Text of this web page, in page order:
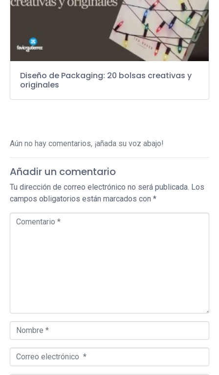
Diseño de Packaging: 20 bolsas creativas y
originales
Aún no hay comentarios, ¡añada su voz abajo!
Añadir un comentario
Tu dirección de correo electrónico no será publicada. Los
campos obligatorios están marcados con *
Comentario *
Nombre *
Correo electrónico *